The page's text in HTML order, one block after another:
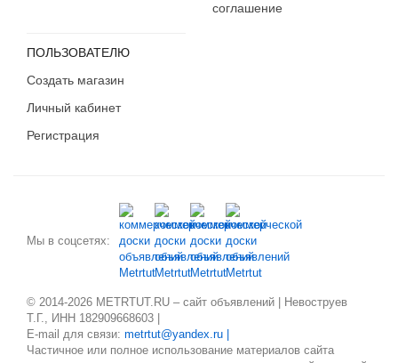
соглашение
ПОЛЬЗОВАТЕЛЮ
Создать магазин
Личный кабинет
Регистрация
Мы в соцсетях:
© 2014-2026 METRTUT.RU – сайт объявлений | Невоструев
Т.Г., ИНН 182909668603 |
E-mail для связи: metrtut@yandex.ru |
Частичное или полное использование материалов сайта